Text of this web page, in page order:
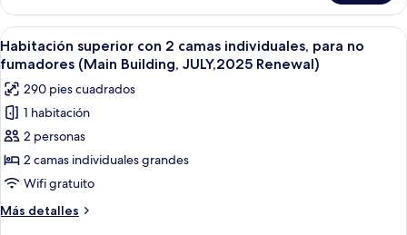
Twin
Room
Abrir
todas
las
fotos
de
Habitación
superior
con
2
camas
Edredón, cortinas blackout, wifi
4
Habitación superior con 2 camas individuales, para no
fumadores (Main Building, JULY,2025 Renewal)
290 pies cuadrados
1 habitación
2 personas
2 camas individuales grandes
Wifi gratuito
Más detalles
Más